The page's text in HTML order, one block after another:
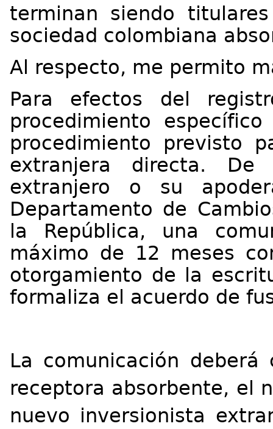
terminan siendo
sociedad colombiana
Al respecto, me permito
Para efectos del
procedimiento
procedimiento previsto
extranjera directa.
extranjero o su
Departamento de
la República, una
máximo de 12 meses
otorgamiento de la
formaliza el acuerdo de
La comunicación
receptora absorbente, el
nuevo inversionista